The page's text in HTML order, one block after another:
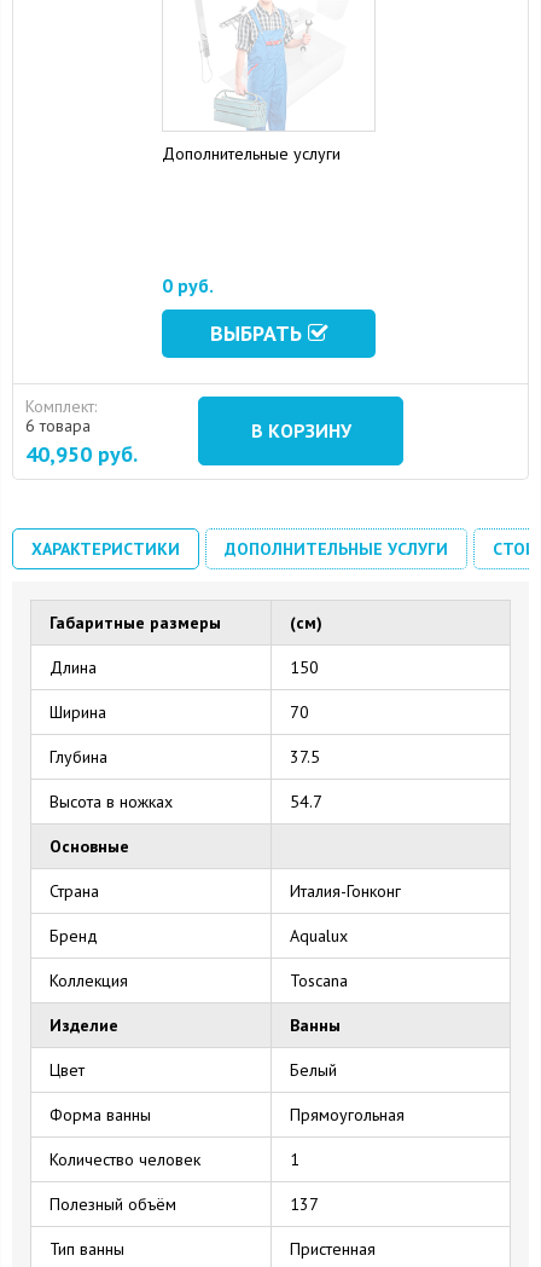
16 August 2024
Дополнительные услуги
0 руб.
ВЫБРАТЬ
Комплект:
6 товара
40,950 руб.
В КОРЗИНУ
ХАРАКТЕРИСТИКИ ДОПОЛНИТЕЛЬНЫЕ УСЛУГИ
Габаритные размеры (см)
Длина 150
Ширина 70
Глубина 37.5
Высота в ножках 54.7
Основные
Страна Италия-Гонконг
Бренд Aqualux
Коллекция Toscana
Изделие Ванны
Цвет Белый
Форма ванны Прямоугольная
Количество человек 1
Полезный объём 137
Тип ванны Пристенная